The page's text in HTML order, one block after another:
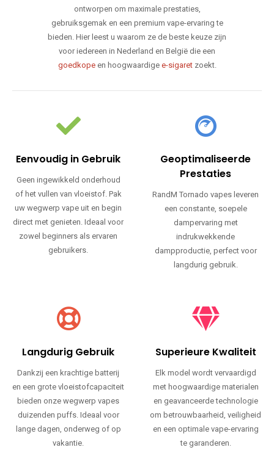
ontworpen om maximale prestaties,
gebruiksgemak en een premium vape-ervaring te
bieden. Hier leest u waarom ze de beste keuze zijn
voor iedereen in Nederland en België die een
goedkopeen hoogwaardige e-sigaretzoekt.
Eenvoudig in Gebruik
Geen ingewikkeld onderhoud
of het vullen van vloeistof. Pak
uw wegwerp vape uit en begin
direct met genieten. Ideaal voor
zowel beginners als ervaren
gebruikers.
Geoptimaliseerde
Prestaties
RandM Tornado vapes leveren
een constante, soepele
dampervaring met
indrukwekkende
dampproductie, perfect voor
langdurig gebruik.
Langdurig Gebruik
Dankzij een krachtige batterij
en een grote vloeistofcapaciteit
bieden onze wegwerp vapes
duizenden puffs. Ideaal voor
lange dagen, onderweg of op
vakantie.
Superieure Kwaliteit
Elk model wordt vervaardigd
met hoogwaardige materialen
en geavanceerde technologie
om betrouwbaarheid, veiligheid
en een optimale vape-ervaring
te garanderen.